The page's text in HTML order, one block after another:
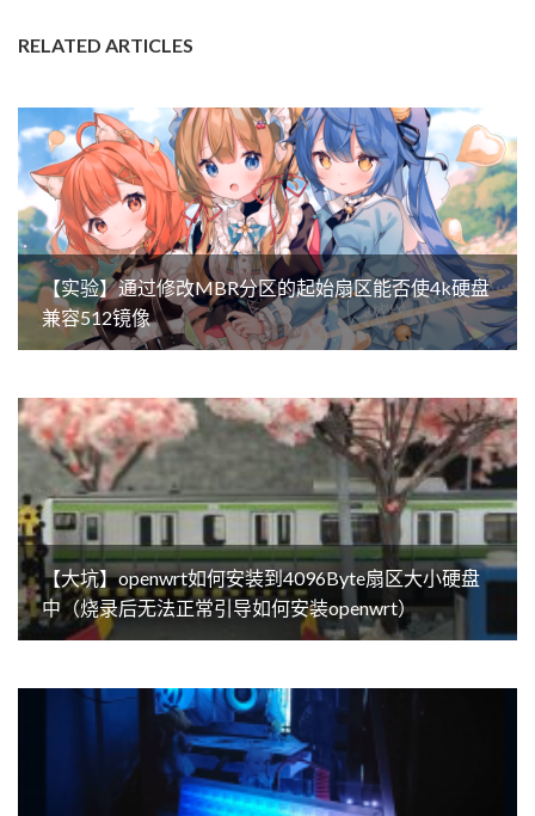
RELATED ARTICLES
【实验】通过修改MBR分区的起始扇区能否使4k硬盘
兼容512镜像
【大坑】openwrt如何安装到4096Byte扇区大小硬盘
中（烧录后无法正常引导如何安装openwrt）